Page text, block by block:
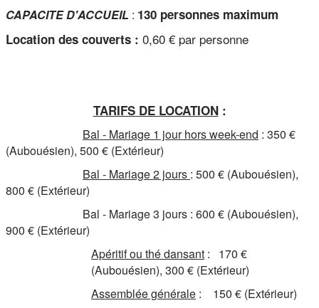
CAPACITE D'ACCUEIL : 130 personnes maximum
Location des couverts : 0,60 € par personne
TARIFS DE LOCATION:
Bal - Mariage 1 jour hors week-end : 350 €
(Aubouésien), 500 € (Extérieur)
Bal - Mariage 2 jours : 500 € (Aubouésien),
800 € (Extérieur)
Bal - Mariage 3 jours : 600 € (Aubouésien),
900 € (Extérieur)
Apéritif ou thé dansant : 170 €
(Aubouésien), 300 € (Extérieur)
Assemblée générale : 150 € (Extérieur)